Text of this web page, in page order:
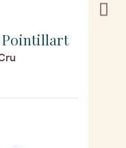
Pointillart